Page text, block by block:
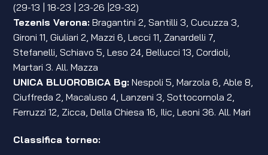
(29-13 | 18-23 | 23-26 |29-32)
Tezenis Verona: Bragantini 2, Santilli 3, Cucuzza 3,
Gironi 11, Giuliari 2, Mazzi 6, Lecci 11, Zanardelli 7,
Stefanelli, Schiavo 5, Leso 24, Bellucci 13, Cordioli,
Martari 3. All. Mazza
UNICA BLUOROBICA Bg: Nespoli 5, Marzola 6, Able 8,
Ciuffreda 2, Macaluso 4, Lanzeni 3, Sottocornola 2,
Ferruzzi 12, Zicca, Della Chiesa 16, Ilic, Leoni 36. All. Mari
Classifica torneo: